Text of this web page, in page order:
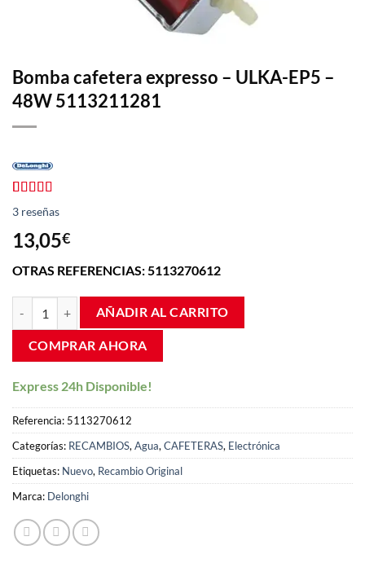
Bomba cafetera expresso – ULKA-EP5 –
48W 5113211281
Valorado
con4.00
de 5 en
base a
3
de
3 reseñas
13,05€
OTRAS REFERENCIAS: 5113270612
Bomba cafetera expresso - ULKA-EP5 - 48W 5113211281 cantidad
AÑADIR AL CARRITO
COMPRAR AHORA
Express 24h Disponible!
Referencia: 5113270612
Categorías: RECAMBIOS,Agua,CAFETERAS, Electrónica
Etiquetas: Nuevo, Recambio Original
Marca: Delonghi